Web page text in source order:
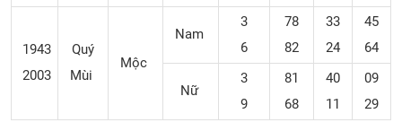
1943
2003
Quý
Mùi
Mộc
Nam
3
6
78
82
33
24
45
64
Nữ
3
9
81
68
40
11
09
29